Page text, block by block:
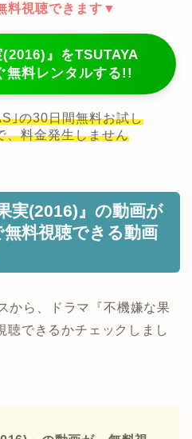
料視聴できます▼
』をTSUTAYA
無料レンタルする!!
｣の30日間無料お試し
、料金発生しません
実(2016)』の動画が
料視聴できる動画
から、ドラマ『不機嫌な果
聴できるかチェックしまし